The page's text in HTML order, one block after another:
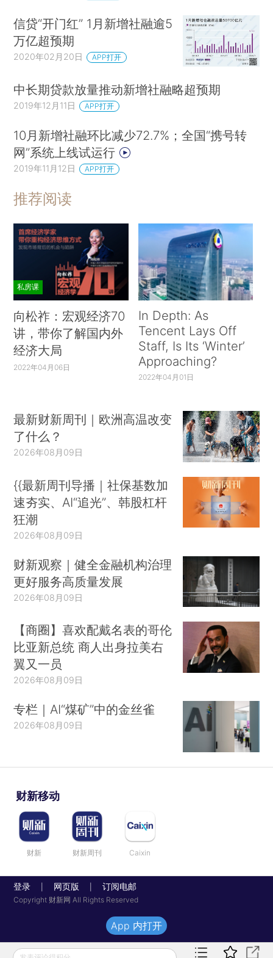
信贷“开门红” 1月新增社融逾5
万亿超预期
2020年02月20日 APP打开
中长期贷款放量推动新增社融略超预期
2019年12月11日 APP打开
10月新增社融环比减少72.7%；全国“携号转
网”系统上线试运行
2019年11月12日 APP打开
推荐阅读
私房课
向松祚：宏观经济70
讲，带你了解国内外
经济大局
2022年04月06日
In Depth: As
Tencent Lays Off
Staff, Is Its ‘Winter’
Approaching?
2022年04月01日
最新财新周刊｜欧洲高温改变
了什么？
2026年08月09日
{{最新周刊导播｜社保基数加
速夯实、AI“追光”、韩股杠杆
狂潮
2026年08月09日
财新观察｜健全金融机构治理
更好服务高质量发展
2026年08月09日
【商圈】喜欢配戴名表的哥伦
比亚新总统 商人出身拉美右
翼又一员
2026年08月09日
专栏｜AI“煤矿”中的金丝雀
2026年08月09日
财新移动
财新 财新周刊 Caixin
登录 网页版 订阅电邮
Copyright 财新网 All Rights Reserved
App 内打开